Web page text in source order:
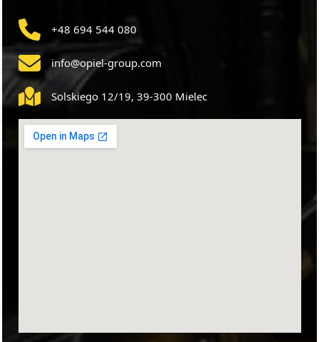
+48 694 544 080
info@opiel-group.com
Solskiego 12/19, 39-300 Mielec